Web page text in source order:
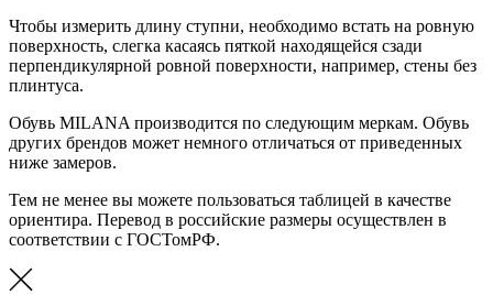
Чтобы измерить длину ступни, необходимо встать на ровную
поверхность, слегка касаясь пяткой находящейся сзади
перпендикулярной ровной поверхности, например, стены без
плинтуса.
Обувь MILANA производится по следующим меркам. Обувь
других брендов может немного отличаться от приведенных
ниже замеров.
Тем не менее вы можете пользоваться таблицей в качестве
ориентира. Перевод в российские размеры осуществлен в
соответствии с ГОСТомРФ.